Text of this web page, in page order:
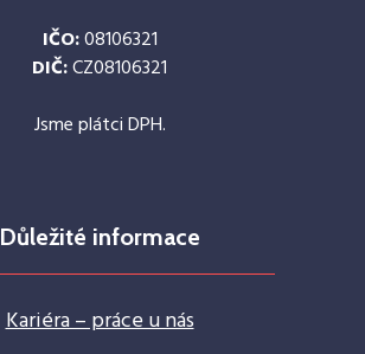
IČO:08106321
DIČ:CZ08106321
Jsme plátci DPH.
Důležité informace
Kariéra – práce u nás